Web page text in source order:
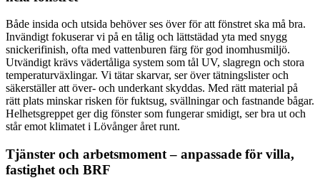
Både insida och utsida behöver ses över för att fönstret ska må bra.
Invändigt fokuserar vi på en tålig och lättstädad yta med snygg
snickerifinish, ofta med vattenburen färg för god inomhusmiljö.
Utvändigt krävs vädertåliga system som tål UV, slagregn och stora
temperaturväxlingar. Vi tätar skarvar, ser över tätningslister och
säkerställer att över- och underkant skyddas. Med rätt material på
rätt plats minskar risken för fuktsug, svällningar och fastnande bågar.
Helhetsgreppet ger dig fönster som fungerar smidigt, ser bra ut och
står emot klimatet i Lövånger året runt.
Tjänster och arbetsmoment – anpassade för villa,
fastighet och BRF